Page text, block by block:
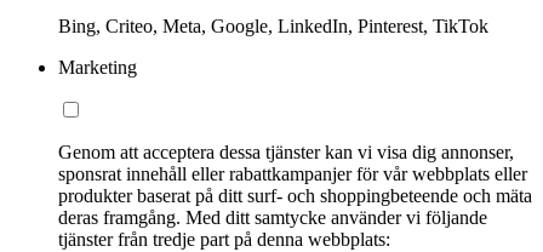
Bing, Criteo, Meta, Google, LinkedIn, Pinterest, TikTok
Marketing
Genom att acceptera dessa tjänster kan vi visa dig annonser,
sponsrat innehåll eller rabattkampanjer för vår webbplats eller
produkter baserat på ditt surf- och shoppingbeteende och mäta
deras framgång. Med ditt samtycke använder vi följande
tjänster från tredje part på denna webbplats: